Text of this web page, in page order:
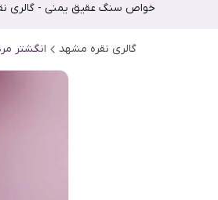
خواص سنگ عقیق یمنی - گالری
گالری نقره مشهد انگشتر